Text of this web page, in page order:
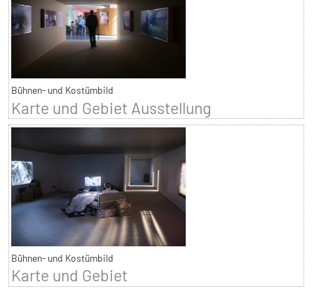
Bühnen- und Kostümbild
Karte und Gebiet Ausstellung
Bühnen- und Kostümbild
Karte und Gebiet